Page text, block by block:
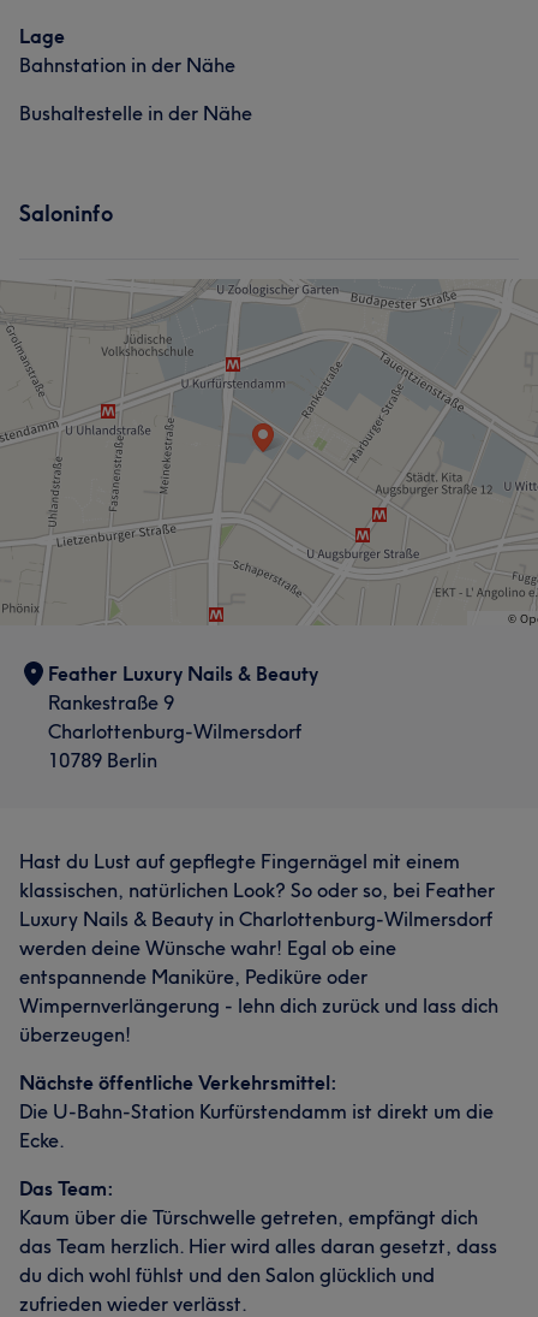
Lage
Bahnstation in der Nähe
Bushaltestelle in der Nähe
Saloninfo
Feather Luxury Nails & Beauty
Rankestraße 9
Charlottenburg-Wilmersdorf
10789 Berlin
Hast du Lust auf gepflegte Fingernägel mit einem
klassischen, natürlichen Look? So oder so, bei Feather
Luxury Nails & Beauty in Charlottenburg-Wilmersdorf
werden deine Wünsche wahr! Egal ob eine
entspannende Maniküre, Pediküre oder
Wimpernverlängerung - lehn dich zurück und lass dich
überzeugen!
Nächste öffentliche Verkehrsmittel:
Die U-Bahn-Station Kurfürstendamm ist direkt um die
Ecke.
Das Team:
Kaum über die Türschwelle getreten, empfängt dich
das Team herzlich. Hier wird alles daran gesetzt, dass
du dich wohl fühlst und den Salon glücklich und
zufrieden wieder verlässt.